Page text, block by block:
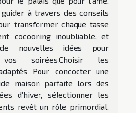
guider à travers des conseils
transformer chaque tasse
cocooning inoubliable, et
nouvelles idées pour
vos soirées.Choisir les
Pour concocter une
maison parfaite lors des
d’hiver, sélectionner les
revêt un rôle primordial.